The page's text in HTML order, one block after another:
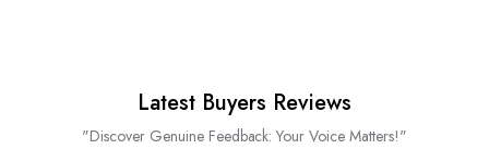
Latest Buyers Reviews
"Discover Genuine Feedback: Your Voice Matters!"